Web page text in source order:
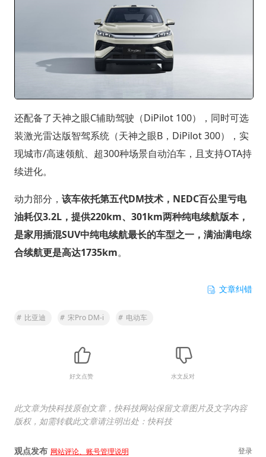
还配备了天神之眼C辅助驾驶（DiPilot 100），同时可选
装激光雷达版智驾系统（天神之眼B，DiPilot 300），实
现城市/高速领航、超300种场景自动泊车，且支持OTA持
续进化。
动力部分， 该车依托第五代DM技术，NEDC百公里亏电
油耗仅3.2L，提供220km、301km两种纯电续航版本，
是家用插混SUV中纯电续航最长的车型之一，满油满电综
合续航更是高达1735km。
文章纠错
# 比亚迪 # 宋Pro DM-i # 电动车
好文点赞 水文反对
此文章为快科技原创文章，快科技网站保留文章图片及文字内容
版权，如需转载此文章请注明出处：快科技
观点发布 网站评论、账号管理说明 登录